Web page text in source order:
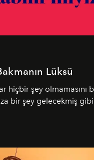
Lüksü
hiçbir şey olmamasını
bir şey gelecekmiş